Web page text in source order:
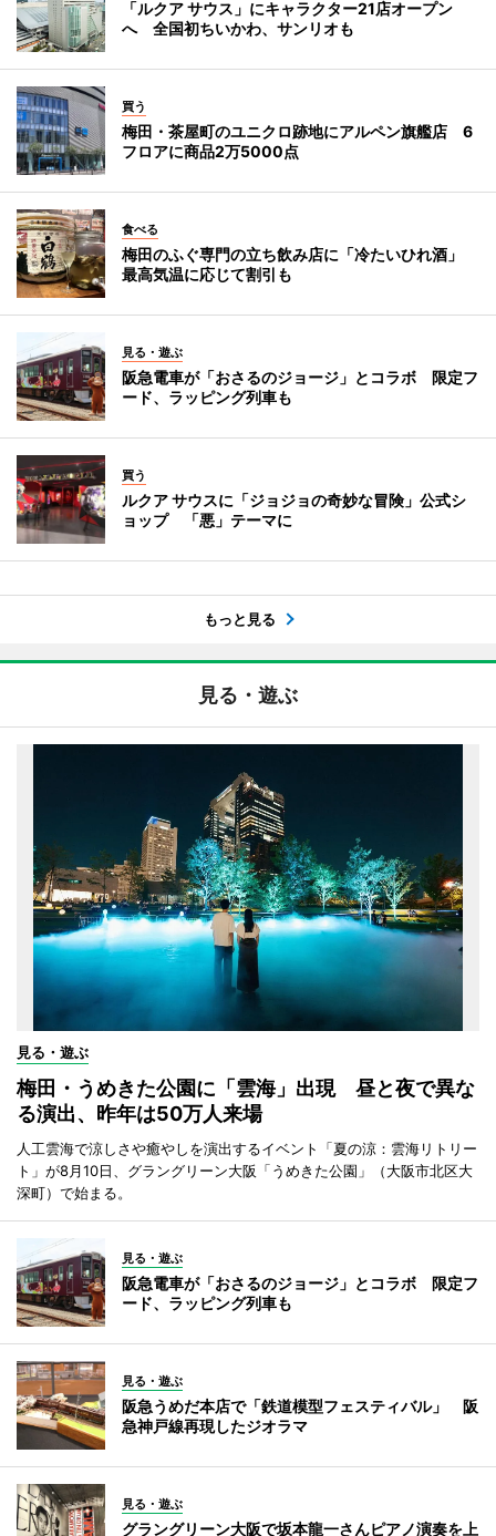
「ルクア サウス」にキャラクター21店オープン
へ 全国初ちいかわ、サンリオも
買う
梅田・茶屋町のユニクロ跡地にアルペン旗艦店 6
フロアに商品2万5000点
食べる
梅田のふぐ専門の立ち飲み店に「冷たいひれ酒」
最高気温に応じて割引も
見る・遊ぶ
阪急電車が「おさるのジョージ」とコラボ 限定フ
ード、ラッピング列車も
買う
ルクア サウスに「ジョジョの奇妙な冒険」公式シ
ョップ 「悪」テーマに
もっと見る
見る・遊ぶ
見る・遊ぶ
梅田・うめきた公園に「雲海」出現 昼と夜で異な
る演出、昨年は50万人来場
人工雲海で涼しさや癒やしを演出するイベント「夏の涼：雲海リトリー
ト」が8月10日、グラングリーン大阪「うめきた公園」（大阪市北区大
深町）で始まる。
見る・遊ぶ
阪急電車が「おさるのジョージ」とコラボ 限定フ
ード、ラッピング列車も
見る・遊ぶ
阪急うめだ本店で「鉄道模型フェスティバル」 阪
急神戸線再現したジオラマ
見る・遊ぶ
グラングリーン大阪で坂本龍一さんピアノ演奏を上